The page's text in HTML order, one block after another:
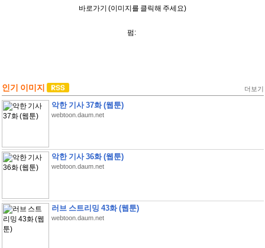
바로가기 (이미지를 클릭해 주세요)
펌:
인기 이미지 더보기
악한 기사 37화 (웹툰)
webtoon.daum.net
악한 기사 36화 (웹툰)
webtoon.daum.net
러브 스트리밍 43화 (웹툰)
webtoon.daum.net